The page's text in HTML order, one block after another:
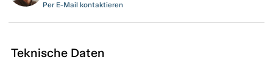
Per E-Mail kontaktieren
Teknische Daten